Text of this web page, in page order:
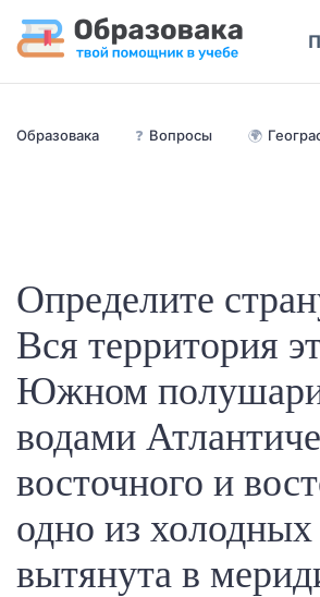
Образовака ❓ Вопросы 🌍
Определите
Вся территория
Южном
водами
восточного и
одно из
вытянута в